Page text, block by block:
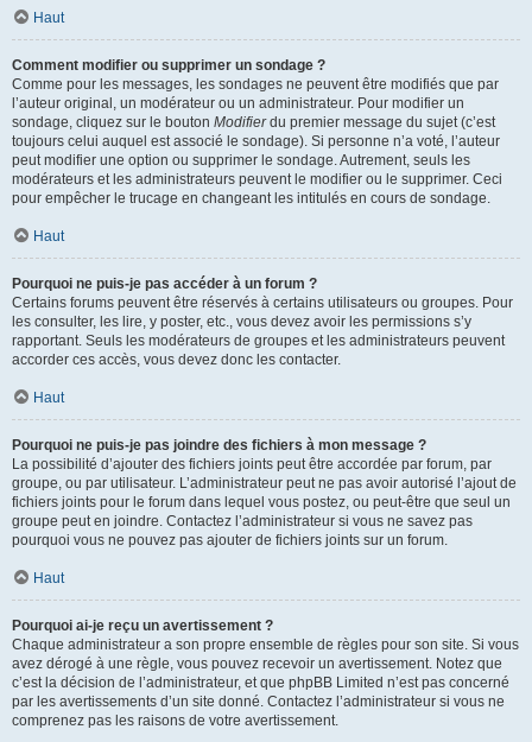
Haut
Comment modifier ou supprimer un sondage ?
Comme pour les messages, les sondages ne peuvent être modifiés que par
l’auteur original, un modérateur ou un administrateur. Pour modifier un
sondage, cliquez sur le bouton Modifierdu premier message du sujet (c’est
toujours celui auquel est associé le sondage). Si personne n’a voté, l’auteur
peut modifier une option ou supprimer le sondage. Autrement, seuls les
modérateurs et les administrateurs peuvent le modifier ou le supprimer. Ceci
pour empêcher le trucage en changeant les intitulés en cours de sondage.
Haut
Pourquoi ne puis-je pas accéder à un forum ?
Certains forums peuvent être réservés à certains utilisateurs ou groupes. Pour
les consulter, les lire, y poster, etc., vous devez avoir les permissions s’y
rapportant. Seuls les modérateurs de groupes et les administrateurs peuvent
accorder ces accès, vous devez donc les contacter.
Haut
Pourquoi ne puis-je pas joindre des fichiers à mon message ?
La possibilité d’ajouter des fichiers joints peut être accordée par forum, par
groupe, ou par utilisateur. L’administrateur peut ne pas avoir autorisé l’ajout de
fichiers joints pour le forum dans lequel vous postez, ou peut-être que seul un
groupe peut en joindre. Contactez l’administrateur si vous ne savez pas
pourquoi vous ne pouvez pas ajouter de fichiers joints sur un forum.
Haut
Pourquoi ai-je reçu un avertissement ?
Chaque administrateur a son propre ensemble de règles pour son site. Si vous
avez dérogé à une règle, vous pouvez recevoir un avertissement. Notez que
c’est la décision de l’administrateur, et que phpBB Limited n’est pas concerné
par les avertissements d’un site donné. Contactez l’administrateur si vous ne
comprenez pas les raisons de votre avertissement.